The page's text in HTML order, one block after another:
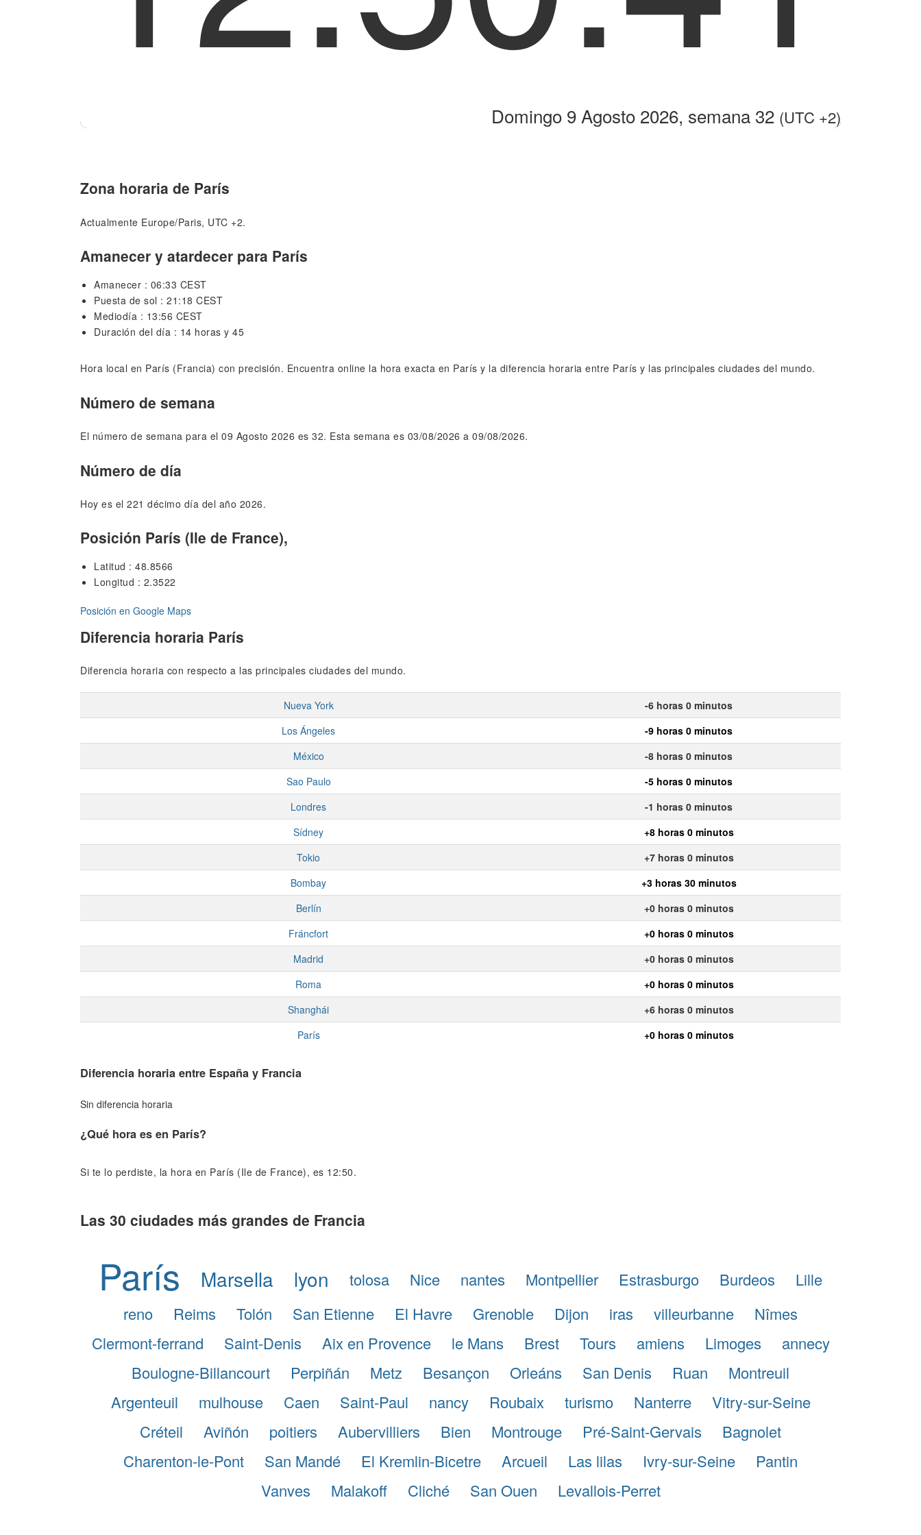
Domingo 9 Agosto 2026, semana 32 (UTC +2)
Zona horaria de París
Actualmente Europe/Paris, UTC +2.
Amanecer y atardecer para París
Amanecer : 06:33 CEST
Puesta de sol : 21:18 CEST
Mediodía : 13:56 CEST
Duración del día : 14 horas y 45
Hora local en París (Francia) con precisión. Encuentra online la hora exacta en París y la diferencia horaria entre París y las principales ciudades del mundo.
Número de semana
El número de semana para el 09 Agosto 2026 es 32. Esta semana es 03/08/2026 a 09/08/2026.
Número de día
Hoy es el 221 décimo día del año 2026.
Posición París (Ile de France),
Latitud : 48.8566
Longitud : 2.3522
Posición en Google Maps
Diferencia horaria París
Diferencia horaria con respecto a las principales ciudades del mundo.
Nueva York
-6 horas 0 minutos
Los Ángeles
-9 horas 0 minutos
México
-8 horas 0 minutos
Sao Paulo
-5 horas 0 minutos
Londres
-1 horas 0 minutos
Sídney
+8 horas 0 minutos
Tokio
+7 horas 0 minutos
Bombay
+3 horas 30 minutos
Berlín
+0 horas 0 minutos
Fráncfort
+0 horas 0 minutos
Madrid
+0 horas 0 minutos
Roma
+0 horas 0 minutos
Shanghái
+6 horas 0 minutos
París
+0 horas 0 minutos
Diferencia horaria entre España y Francia
Sin diferencia horaria
¿Qué hora es en París?
Si te lo perdiste, la hora en París (Ile de France), es 12:50.
Las 30 ciudades más grandes de Francia
París Marsella lyon tolosa Nice nantes Montpellier Estrasburgo Burdeos
Lille
reno
Reims Tolón San Etienne El Havre Grenoble Dijon iras villeurbanne
Nîmes
Clermont-ferrand
Saint-Denis Aix en Provence le Mans Brest Tours amiens Limoges
annecy
Boulogne-Billancourt
Perpiñán Metz Besançon Orleáns San Denis Ruan
Montreuil
Argenteuil
mulhouse Caen Saint-Paul nancy Roubaix turismo Nanterre
Vitry-sur-Seine
Créteil
Aviñón poitiers Aubervilliers Bien Montrouge Pré-Saint-Gervais
Bagnolet
Charenton-le-Pont
San Mandé El Kremlin-Bicetre Arcueil Las lilas Ivry-sur-Seine
Pantin
Vanves
Malakoff Cliché San Ouen Levallois-Perret